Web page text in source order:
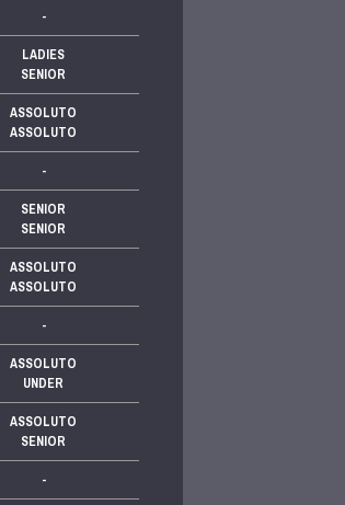
-
LADIES
SENIOR
ASSOLUTO
ASSOLUTO
-
SENIOR
SENIOR
ASSOLUTO
ASSOLUTO
-
ASSOLUTO
UNDER
ASSOLUTO
SENIOR
-